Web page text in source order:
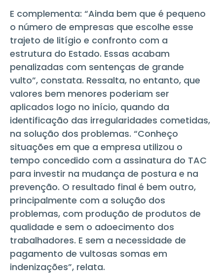
E complementa: “Ainda bem que é pequeno
o número de empresas que escolhe esse
trajeto de litígio e confronto com a
estrutura do Estado. Essas acabam
penalizadas com sentenças de grande
vulto”, constata. Ressalta, no entanto, que
valores bem menores poderiam ser
aplicados logo no início, quando da
identificação das irregularidades cometidas,
na solução dos problemas. “Conheço
situações em que a empresa utilizou o
tempo concedido com a assinatura do TAC
para investir na mudança de postura e na
prevenção. O resultado final é bem outro,
principalmente com a solução dos
problemas, com produção de produtos de
qualidade e sem o adoecimento dos
trabalhadores. E sem a necessidade de
pagamento de vultosas somas em
indenizações”, relata.